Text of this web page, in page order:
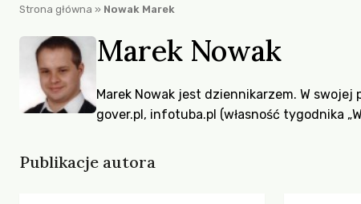
Strona główna » Nowak Marek
Marek Nowak
Marek Nowak jest dziennikarzem. W swojej
gover.pl, infotuba.pl (własność tygodnika
Publikacje autora